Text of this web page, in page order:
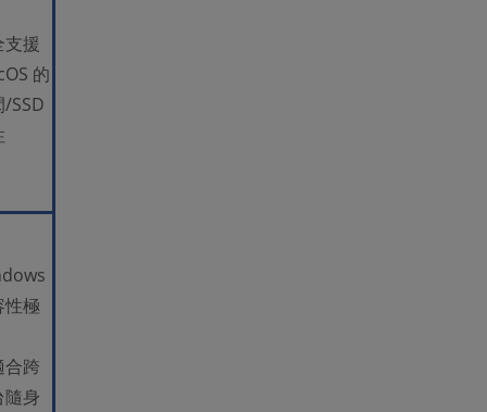
支援
的
SSD
性極
合跨
隨身